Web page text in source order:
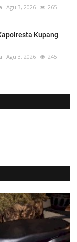
Agu 3, 2026 265
Kupang
Agu 3, 2026 245